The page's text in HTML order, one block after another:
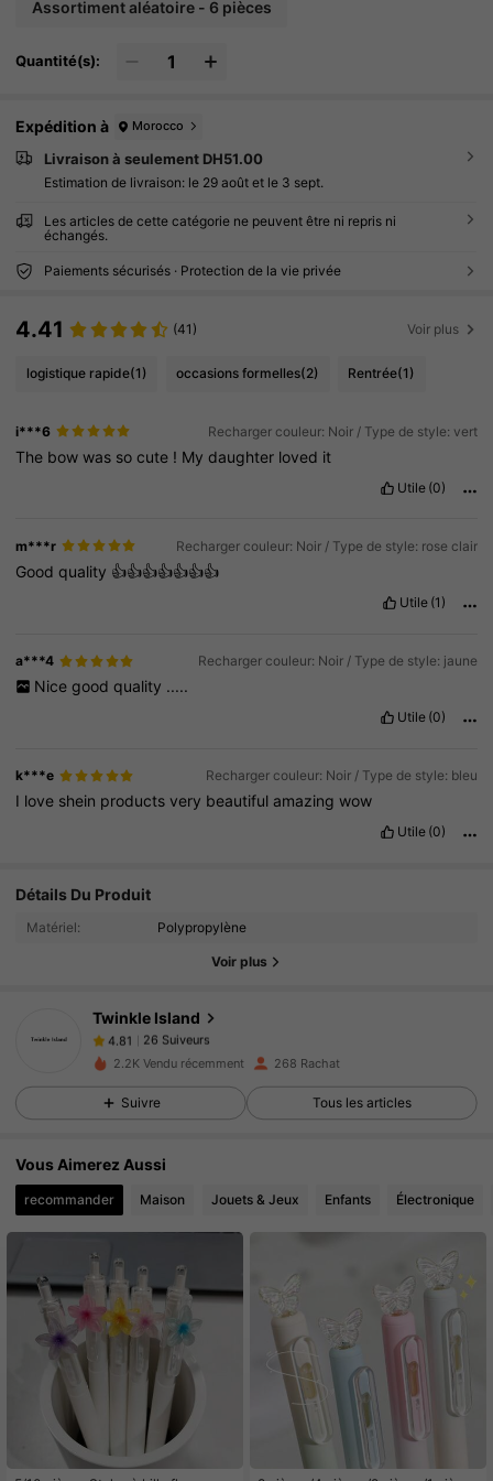
tes
Assortiment aléatoire - 6 pièces
Quantité(s):
Expédition à Morocco
Livraison à seulement DH51.00
Estimation de livraison: le 29 août et le 3 sept.
Les articles de cette catégorie ne peuvent être ni repris ni
échangés.
Paiements sécurisés · Protection de la vie privée
4.41 (41) Voir plus
logistique rapide(1) occasions formelles(2) Rentrée(1)
i***6 Recharger couleur: Noir / Type de style: vert
The bowwas socute ! Mydaughter loved it
Utile (0)
m***r Recharger couleur: Noir / Type de style: rose clair
Goodquality 👍👍👍👍👍👍👍
Utile (1)
a***4 Recharger couleur: Noir / Type de style: jaune
Nice good quality .....
Utile (0)
k***e Recharger couleur: Noir / Type de style: bleu
I love shein productsvery beautiful amazingwow
Utile (0)
Détails Du Produit
Matériel: Polypropylène
Voir plus
Twinkle Island
4.81 26 Suiveurs
26 Suiveurs
4.81
26 Suiveurs
4.81
26 Suiveurs
4.81 26 Suiveurs
4.81
2.2K Vendu récemment 268 Rachat
Suivre Tous les articles
Vous Aimerez Aussi
recommander Maison Jouets & Jeux Enfants Électronique